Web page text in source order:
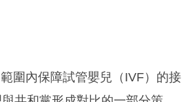
圍內保障試管嬰兒（IVF）的接